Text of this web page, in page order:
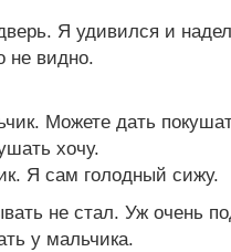
Я удивился и
не видно.
Можете дать
хочу.
Я сам голодный сижу.
не стал. Уж очень
у мальчика.